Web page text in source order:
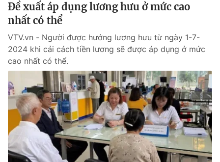
Đề xuất áp dụng lương hưu ở mức cao
nhất có thể
VTV.vn - Người được hưởng lương hưu từ ngày 1-7-
2024 khi cải cách tiền lương sẽ được áp dụng ở mức
cao nhất có thể.